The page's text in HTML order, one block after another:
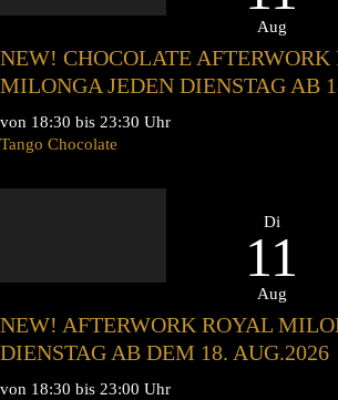
Aug
NEW! CHOCOLATE AFTERWORK
MILONGA JEDEN DIENSTAG AB
von 18:30 bis 23:30 Uhr
Tango Chocolate
Di
11
Aug
NEW! AFTERWORK ROYAL
DIENSTAG AB DEM 18. AUG.2026
von 18:30 bis 23:00 Uhr